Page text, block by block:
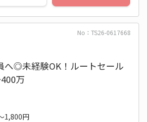
No：TS26-0617668
へ◎未経験OK！ルートセール
万
1,800円